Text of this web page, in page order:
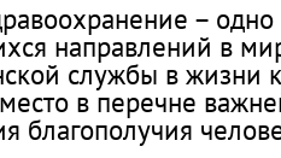
–
направлений в
службы в жизни
в перечне
благополучия